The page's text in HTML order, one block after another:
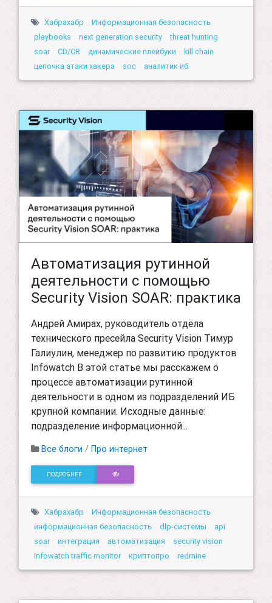
Хабрахабр
Информационная безопасность
playbooks
next generation security
threat hunting
soar
CD/CR динамические плейбуки
kill chain
цепочка атаки хакера
soc аналитик иб
Автоматизация рутинной
деятельности с помощью
Security Vision SOAR: практика
Андрей Амирах, руководитель отдела
технического пресейла Security Vision Тимур
Галиулин, менеджер по развитию продуктов
Infowatch В этой статье мы расскажем о
процессе автоматизации рутинной
деятельности в одном из подразделений ИБ
крупной компании. Исходные данные:
подразделение информационной...
Все блоги / Про интернет
ПОДРОБНЕЕ
Хабрахабр
Информационная безопасность
информационная безопасность
dlp-системы
api
soar
интеграция автоматизация
security vision
infowatch traffic monitor
криптопро redmine